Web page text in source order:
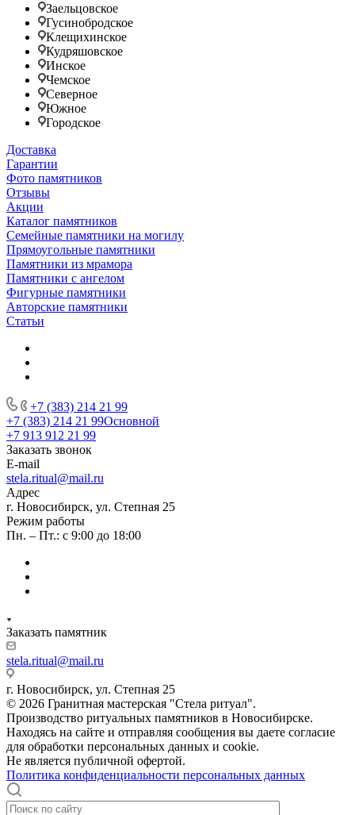
Заельцовское
Гусинобродское
Клещихинское
Кудряшовское
Инское
Чемское
Северное
Южное
Городское
Доставка
Гарантии
Фото памятников
Отзывы
Акции
Каталог памятников
Семейные памятники на могилу
Прямоугольные памятники
Памятники из мрамора
Памятники с ангелом
Фигурные памятники
Авторские памятники
Статьи
+7 (383) 214 21 99
+7 (383) 214 21 99Основной
+7 913 912 21 99
Заказать звонок
E-mail
stela.ritual@mail.ru
Адрес
г. Новосибирск, ул. Степная 25
Режим работы
Пн. – Пт.: с 9:00 до 18:00
Заказать памятник
stela.ritual@mail.ru
г. Новосибирск, ул. Степная 25
© 2026 Гранитная мастерская "Стела ритуал".
Производство ритуальных памятников в Новосибирске.
Находясь на сайте и отправляя сообщения вы даете согласие
для обработки персональных данных и cookie.
Не является публичной офертой.
Политика конфиденциальности персональных данных